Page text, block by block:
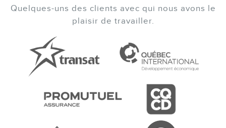
Quelques-uns des clients avec qui nous avons le
plaisir de travailler.